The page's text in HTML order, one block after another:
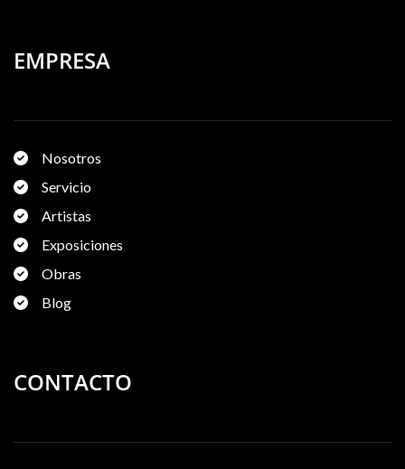
EMPRESA
Nosotros
Servicio
Artistas
Exposiciones
Obras
Blog
CONTACTO